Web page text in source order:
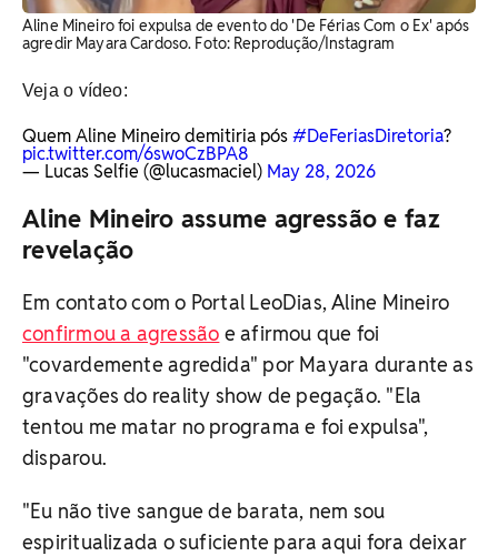
Aline Mineiro foi expulsa de evento do 'De Férias Com o Ex' após
agredir Mayara Cardoso. Foto: Reprodução/Instagram
Veja o vídeo:
Quem Aline Mineiro demitiria pós#DeFeriasDiretoria?
pic.twitter.com/6swoCzBPA8
— Lucas Selfie (@lucasmaciel) May 28, 2026
Aline Mineiro assume agressão e faz
revelação
Em contato com o Portal LeoDias, Aline Mineiro
confirmou a agressão e afirmou que foi
"covardemente agredida" por Mayara durante as
gravações do reality show de pegação. "Ela
tentou me matar no programa e foi expulsa",
disparou.
"Eu não tive sangue de barata, nem sou
espiritualizada o suficiente para aqui fora deixar